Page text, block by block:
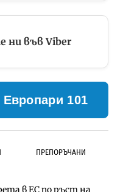
ни във Viber
101
ПРЕПОРЪЧАНИ
в ЕС по ръст на
избра
на тунела под